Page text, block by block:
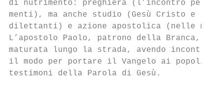
di nutrimento: preghiera (l’incontro
menti), ma anche studio (Gesù Cristo e la
dilettanti) e azione apostolica (nelle
L’apostolo Paolo, patrono della Branca,
maturata lungo la strada, avendo
il modo per portare il Vangelo ai popoli.
testimoni della Parola di Gesù.